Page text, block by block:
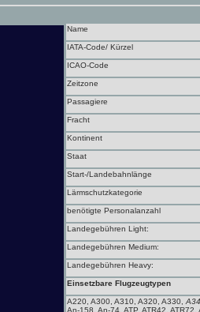
Name
IATA-Code/ Kürzel
ICAO-Code
Zeitzone
Passagiere
Fracht
Kontinent
Staat
Start-/Landebahnlänge
Lärmschutzkategorie
benötigte Personalanzahl
Landegebühren Light:
Landegebühren Medium:
Landegebühren Heavy:
Einsetzbare Flugzeugtypen
A220, A300, A310, A320, A330,
An-158, An-74, ATP, ATR42,